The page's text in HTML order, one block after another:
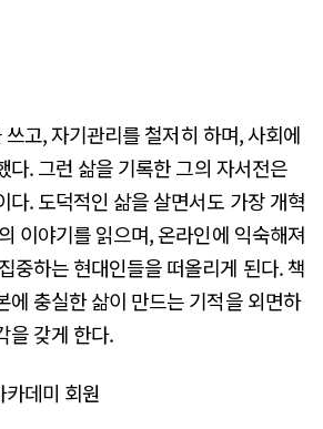
고, 자기관리를 철저히 하며, 사회에
다. 그런 삶을 기록한 그의 자서전은
다. 도덕적인 삶을 살면서도 가장 개혁
이야기를 읽으며, 온라인에 익숙해져
중하는 현대인들을 떠올리게 된다. 책
에 충실한 삶이 만드는 기적을 외면하
을 갖게 한다.
데미 회원